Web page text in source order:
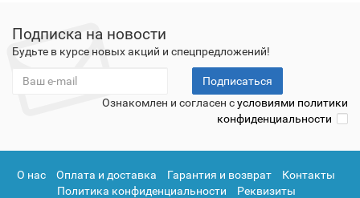
Подписка на новости
Будьте в курсе новых акций и спецпредложений!
Подписаться
Ознакомлен и согласен сусловиями политики
конфиденциальности
О нас Оплата и доставка Гарантия и возврат
Контакты
Политика конфиденциальности
Реквизиты